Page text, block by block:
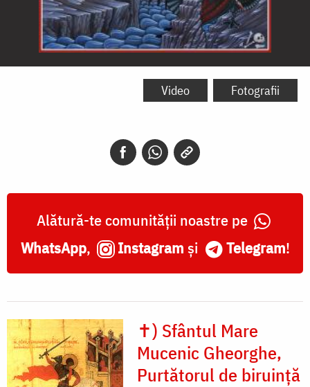
Sfântul
biruință
Video Fotografii
Alătură-te comunității noastre pe
WhatsApp, Instagram și Telegram!
✝) Sfântul Mare
Mucenic Gheorghe,
Purtătorul de biruință